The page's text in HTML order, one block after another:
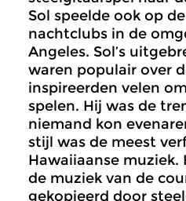
Sol speelde ook op
nachtclubs in de
Angeles. Sol’s
waren populair over
inspireerden velen
spelen. Hij was de
niemand kon
stijl was de meest
Hawaiiaanse
de muziek van de
gekopieerd door